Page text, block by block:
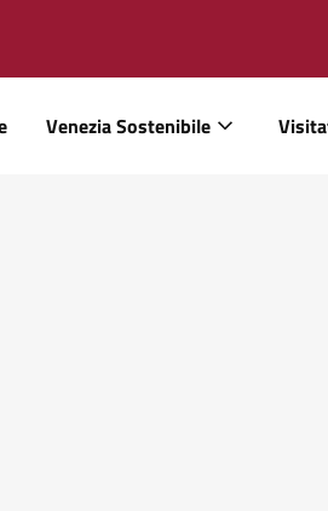
Venezia Sostenibile